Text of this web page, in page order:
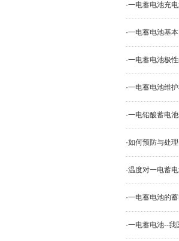
·一电蓄电池充
·一电蓄电池基
·一电蓄电池极
·一电蓄电池维
·一电铅酸蓄电
·如何预防与处
·温度对一电蓄
·一电蓄电池的
·一电蓄电池--我